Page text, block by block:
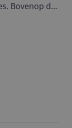
Bovenop de
hij ook nog
idee is.